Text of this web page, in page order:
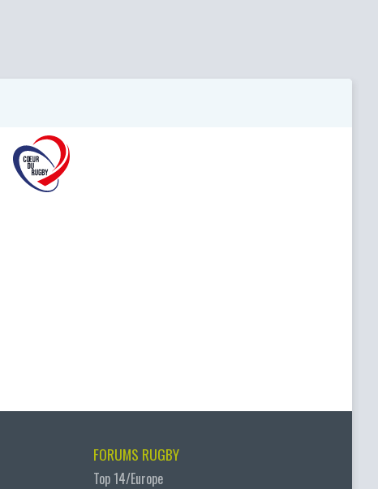
FORUMS RUGBY
Top 14/Europe